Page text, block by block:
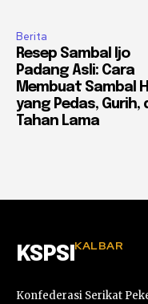
Berita
Resep Sambal Ijo
Padang Asli: Cara
Membuat Sambal
yang Pedas, Gurih,
Tahan Lama
KSPSI KALBAR
Konfederasi Serikat